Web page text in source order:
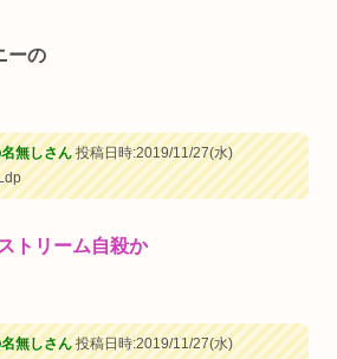
ーの
無しさん投稿日時:2019/11/27(水)
トリーム自殺か
無しさん投稿日時:2019/11/27(水)